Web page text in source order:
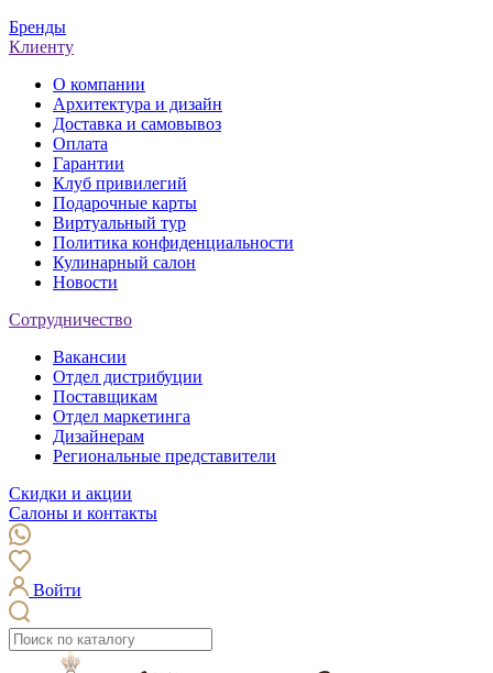
Бренды
Клиенту
О компании
Архитектура и дизайн
Доставка и самовывоз
Оплата
Гарантии
Клуб привилегий
Подарочные карты
Виртуальный тур
Политика конфиденциальности
Кулинарный салон
Новости
Сотрудничество
Вакансии
Отдел дистрибуции
Поставщикам
Отдел маркетинга
Дизайнерам
Региональные представители
Скидки и акции
Салоны и контакты
Войти